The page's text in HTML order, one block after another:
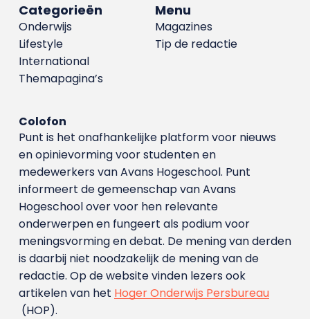
Menu
Magazines
Tip de redactie
Categorieën
Onderwijs
Lifestyle
International
Themapagina’s
Colofon
Punt is het onafhankelijke platform voor nieuws
en opinievorming voor studenten en
medewerkers van Avans Hoge­school. Punt
informeert de gemeenschap van Avans
Hogeschool over voor hen relevante
onderwerpen en fungeert als podium voor
meningsvorming en debat. De mening van derden
is daarbij niet noodzakelijk de mening van de
redactie. Op de website vinden lezers ook
artikelen van het Hoger Onderwijs Persbureau
(HOP).